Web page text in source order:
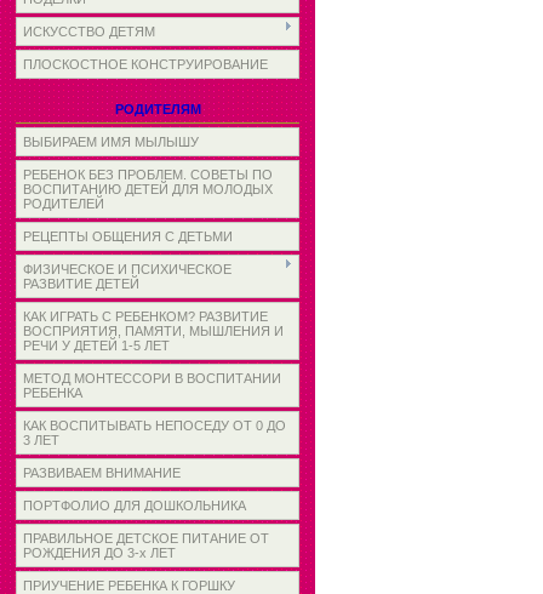
ИСКУССТВО ДЕТЯМ
ПЛОСКОСТНОЕ КОНСТРУИРОВАНИЕ
РОДИТЕЛЯМ
ВЫБИРАЕМ ИМЯ МЫЛЫШУ
РЕБЕНОК БЕЗ ПРОБЛЕМ. СОВЕТЫ ПО
ВОСПИТАНИЮ ДЕТЕЙ ДЛЯ МОЛОДЫХ
РОДИТЕЛЕЙ
РЕЦЕПТЫ ОБЩЕНИЯ С ДЕТЬМИ
ФИЗИЧЕСКОЕ И ПСИХИЧЕСКОЕ
РАЗВИТИЕ ДЕТЕЙ
КАК ИГРАТЬ С РЕБЕНКОМ? РАЗВИТИЕ
ВОСПРИЯТИЯ, ПАМЯТИ, МЫШЛЕНИЯ И
РЕЧИ У ДЕТЕЙ 1-5 ЛЕТ
МЕТОД МОНТЕССОРИ В ВОСПИТАНИИ
РЕБЕНКА
КАК ВОСПИТЫВАТЬ НЕПОСЕДУ ОТ 0 ДО
3 ЛЕТ
РАЗВИВАЕМ ВНИМАНИЕ
ПОРТФОЛИО ДЛЯ ДОШКОЛЬНИКА
ПРАВИЛЬНОЕ ДЕТСКОЕ ПИТАНИЕ ОТ
РОЖДЕНИЯ ДО 3-х ЛЕТ
ПРИУЧЕНИЕ РЕБЕНКА К ГОРШКУ